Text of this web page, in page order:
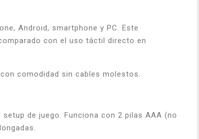
Android, smartphone y PC. Este
con el uso táctil directo en
comodidad sin cables molestos.
de juego. Funciona con 2 pilas AAA (no